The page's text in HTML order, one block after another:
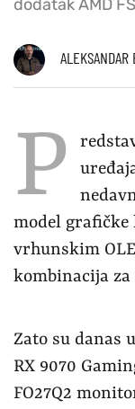
dodatak AMD
ALEKSANDAR
P
model
vrhunskim
kombinacija
Zato su danas
RX 9070
FO27Q2